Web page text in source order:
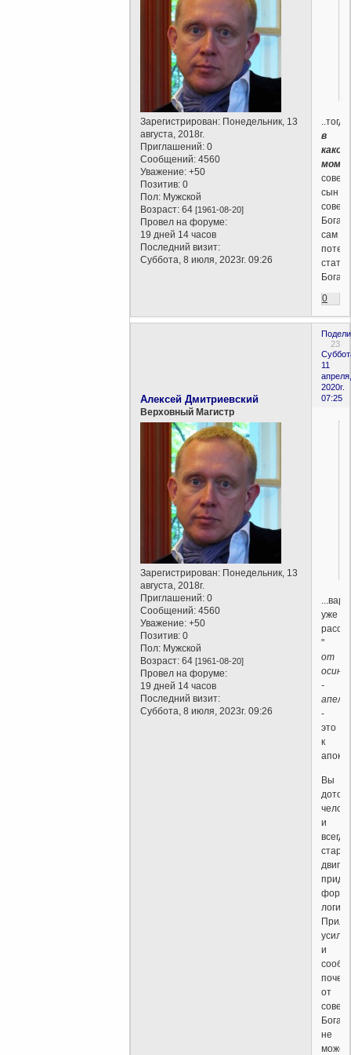
Зарегистрирован: Понедельник, 13
августа, 2018г.
Приглашений: 0
Сообщений: 4560
Уважение: +50
Позитив: 0
Пол: Мужской
Возраст: 64[1961-08-20]
Провел на форуме:
19 дней 14 часов
Последний визит:
Суббота, 8 июля, 2023г. 09:26
..тогда
в
какой
сын
Бога
сам
статус
Бога?
0
23
11
апреля,
2020г.
07:25
Алексей Дмитриевский
Верховный Магистр
Зарегистрирован: Понедельник, 13
августа, 2018г.
Приглашений: 0
Сообщений: 4560
Уважение: +50
Позитив: 0
Пол: Мужской
Возраст: 64[1961-08-20]
Провел на форуме:
19 дней 14 часов
Последний визит:
Суббота, 8 июля, 2023г. 09:26
уже
"
от
-
-
это
к
Вы
и
всегда
и
от
Бога
не
может